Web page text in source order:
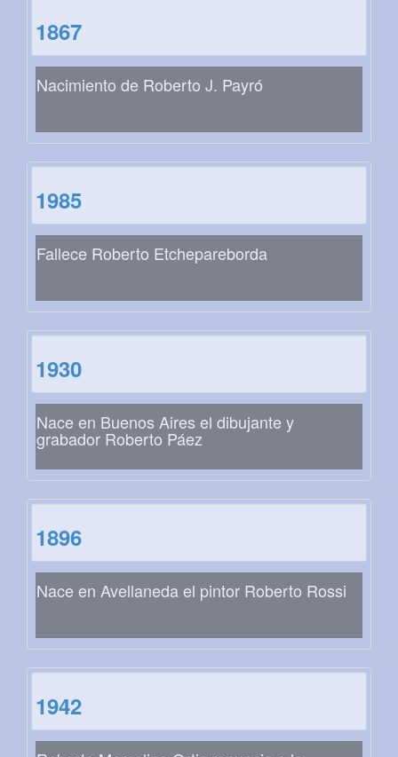
1867
Nacimiento de Roberto J. Payró
1985
Fallece Roberto Etchepareborda
1930
Nace en Buenos Aires el dibujante y
grabador Roberto Páez
1896
Nace en Avellaneda el pintor Roberto Rossi
1942